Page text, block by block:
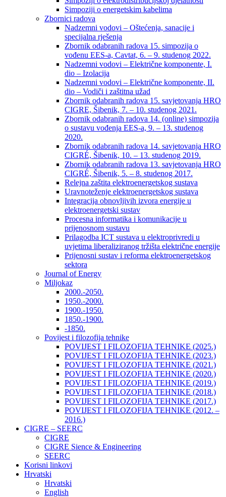
Simpoziji o energetskim kabelima
Zbornici radova
Nadzemni vodovi – Oštećenja, sanacije i
specijalna rješenja
Zbornik odabranih radova 15. simpozija o
vođenu EES-a, Cavtat, 6. – 9. studenog 2022.
Nadzemni vodovi – Električne komponente, I.
dio – Izolacija
Nadzemni vodovi – Električne komponente, II.
dio – Vodiči i zaštitna užad
Zbornik odabranih radova 15. savjetovanja HRO
CIGRE, Šibenik, 7. – 10. studenog 2021.
Zbornik odabranih radova 14. (online) simpozija
o sustavu vođenja EES-a, 9. – 13. studenog
2020.
Zbornik odabranih radova 14. savjetovanja HRO
CIGRÉ, Šibenik, 10. – 13. studenog 2019.
Zbornik odabranih radova 13. savjetovanja HRO
CIGRÉ, Šibenik, 5. – 8. studenog 2017.
Relejna zaštita elektroenergetskog sustava
Uravnoteženje elektroenergetskog sustava
Integracija obnovljivih izvora energije u
elektroenergetski sustav
Procesna informatika i komunikacije u
prijenosnom sustavu
Prilagodba ICT sustava u elektroprivredi u
uvjetima liberaliziranog tržišta električne energije
Prijenosni sustav i reforma elektroenergetskog
sektora
Journal of Energy
Miljokaz
2000.-2050.
1950.-2000.
1900.-1950.
1850.-1900.
-1850.
Povijest i filozofija tehnike
POVIJEST I FILOZOFIJA TEHNIKE (2025.)
POVIJEST I FILOZOFIJA TEHNIKE (2023.)
POVIJEST I FILOZOFIJA TEHNIKE (2021.)
POVIJEST I FILOZOFIJA TEHNIKE (2020.)
POVIJEST I FILOZOFIJA TEHNIKE (2019.)
POVIJEST I FILOZOFIJA TEHNIKE (2018.)
POVIJEST I FILOZOFIJA TEHNIKE (2017.)
POVIJEST I FILOZOFIJA TEHNIKE (2012. –
2016.)
CIGRE – SEERC
CIGRE
CIGRE Sience & Engineering
SEERC
Korisni linkovi
Hrvatski
Hrvatski
English